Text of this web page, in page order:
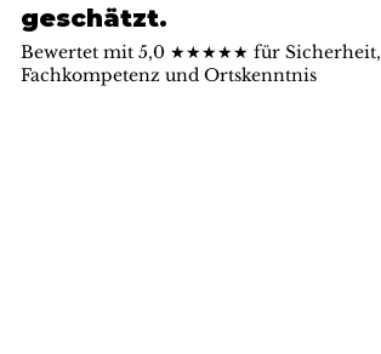
geschätzt.
Bewertet mit 5,0 ★★★★★ für Sicherheit,
Fachkompetenz und Ortskenntnis